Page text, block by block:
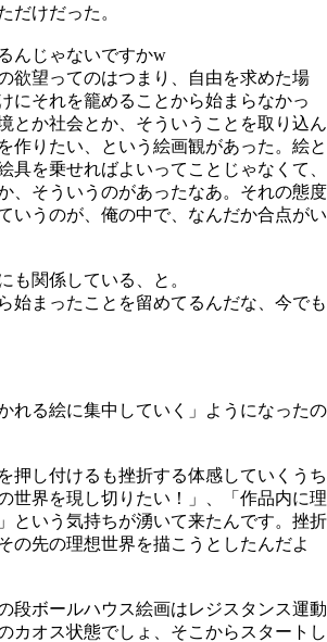
だけだった。
んじゃないですかw
欲望ってのはつまり、自由を求めた場
にそれを籠めることから始まらなかっ
とか社会とか、そういうことを取り込ん
作りたい、という絵画観があった。絵と
具を乗せればよいってことじゃなくて、
、そういうのがあったなあ。それの態度
いうのが、俺の中で、なんだか合点がい
も関係している、と。
始まったことを留めてるんだな、今でも
れる絵に集中していく」ようになったの
押し付けるも挫折する体感していくうち
世界を現し切りたい！」、「作品内に理
という気持ちが湧いて来たんです。挫折
の先の理想世界を描こうとしたんだよ
ボールハウス絵画はレジスタンス運動
カオス状態でしょ、そこからスタートし